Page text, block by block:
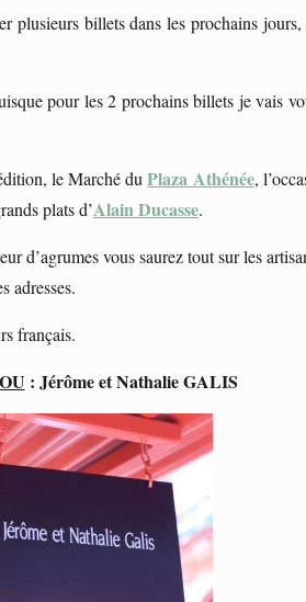
plusieurs billets dans les prochains
pour les 2 prochains billets je vais
le Marché duPlaza Athénée,
plats d’Alain Ducasse.
d’agrumes vous saurez tout sur les
adresses.
français.
: Jérôme et Nathalie GALIS